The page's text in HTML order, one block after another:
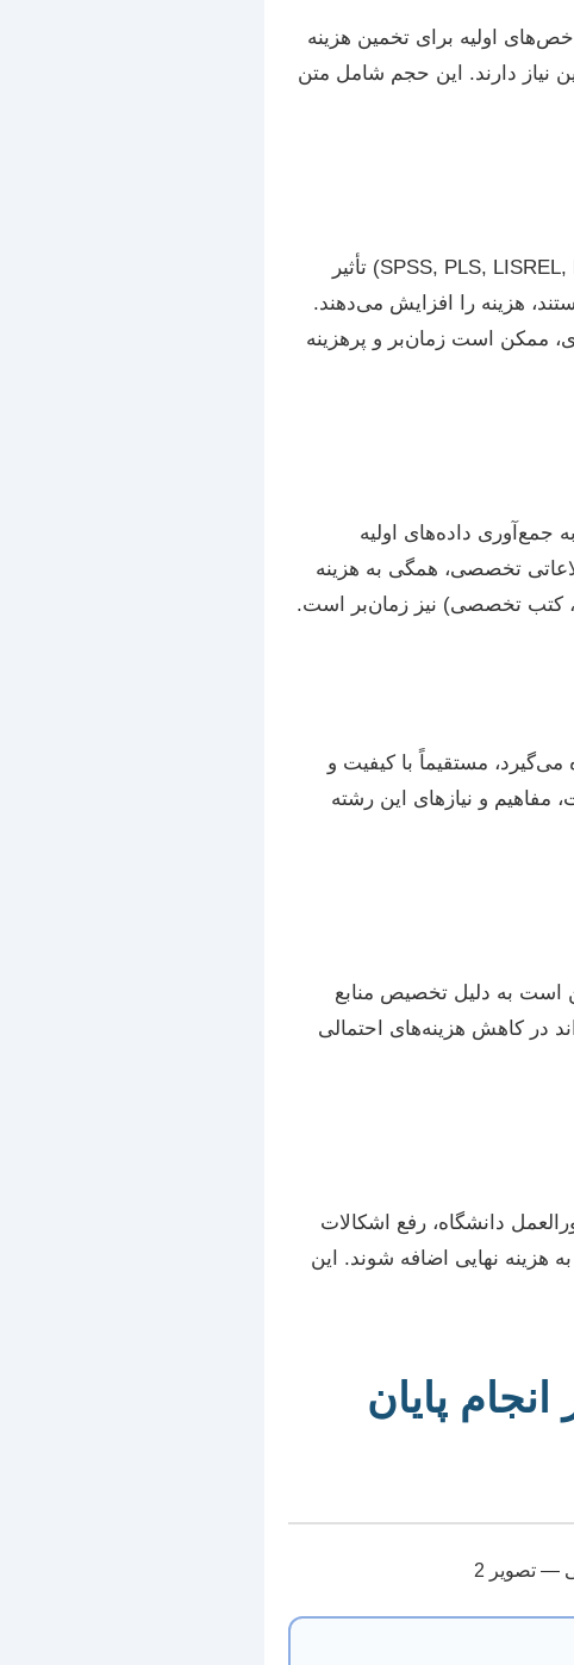
اولیه برای تخمین هزینه
نیاز دارند. این حجم شامل متن
انتخاب روش تحقیق (کمی، کیفی یا ترکیبی) و ابزارهای تحلیل آماری (مانند SPSS, PLS, LISREL, Expert Choice) تأثیر
هزینه را افزایش می‌دهند.
ممکن است زمان‌بر و پرهزینه
جمع‌آوری داده‌های اولیه
تخصصی، همگی به هزینه
کتب تخصصی) نیز زمان‌بر است.
مستقیماً با کیفیت و
و نیازهای این رشته
است به دلیل تخصیص منابع
در کاهش هزینه‌های احتمالی
دانشگاه، رفع اشکالات
هزینه نهایی اضافه شوند. این
پایان